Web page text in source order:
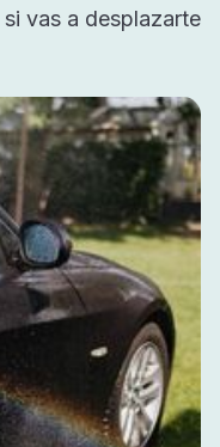
vas a desplazarte